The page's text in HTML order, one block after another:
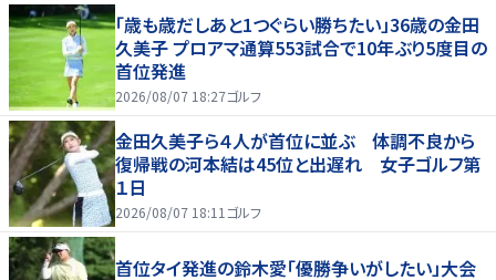
「歳も歳だしあと1つぐらい勝ちたい」36歳の金田
久美子 プロアマ通算553試合で10年ぶり5度目の
首位発進
2026/08/07 18:27ゴルフ
金田久美子ら４人が首位に並ぶ 体調不良から
復帰戦の河本結は45位と出遅れ 女子ゴルフ第
１日
2026/08/07 18:11 ゴルフ
首位タイ発進の鈴木愛「優勝争いがしたい」大会